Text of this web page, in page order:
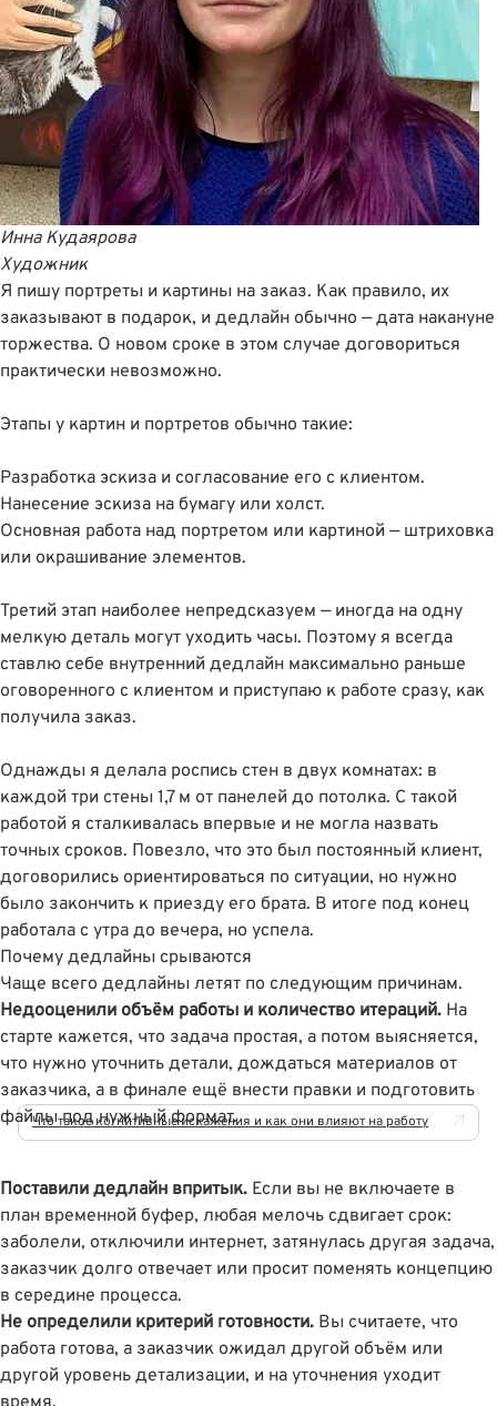
Инна Кудаярова
Художник
Я пишу портреты и картины на заказ. Как правило, их
заказывают в подарок, и дедлайн обычно — дата накануне
торжества. О новом сроке в этом случае договориться
практически невозможно.
Этапы у картин и портретов обычно такие:
Разработка эскиза и согласование его с клиентом.
Нанесение эскиза на бумагу или холст.
Основная работа над портретом или картиной — штриховка
или окрашивание элементов.
Третий этап наиболее непредсказуем — иногда на одну
мелкую деталь могут уходить часы. Поэтому я всегда
ставлю себе внутренний дедлайн максимально раньше
оговоренного с клиентом и приступаю к работе сразу, как
получила заказ.
Однажды я делала роспись стен в двух комнатах: в
каждой три стены 1,7 м от панелей до потолка. С такой
работой я сталкивалась впервые и не могла назвать
точных сроков. Повезло, что это был постоянный клиент,
договорились ориентироваться по ситуации, но нужно
было закончить к приезду его брата. В итоге под конец
работала с утра до вечера, но успела.
Почему дедлайны срываются
Чаще всего дедлайны летят по следующим причинам.
Недооценили объём работы и количество итераций. На
старте кажется, что задача простая, а потом выясняется,
что нужно уточнить детали, дождаться материалов от
заказчика, а в финале ещё внести правки и подготовить
файлы под нужный формат.
Что такое когнитивные искажения и как они влияют на работу
Поставили дедлайн впритык. Если вы не включаете в
план временной буфер, любая мелочь сдвигает срок:
заболели, отключили интернет, затянулась другая задача,
заказчик долго отвечает или просит поменять концепцию
в середине процесса.
Не определили критерий готовности. Вы считаете, что
работа готова, а заказчик ожидал другой объём или
другой уровень детализации, и на уточнения уходит